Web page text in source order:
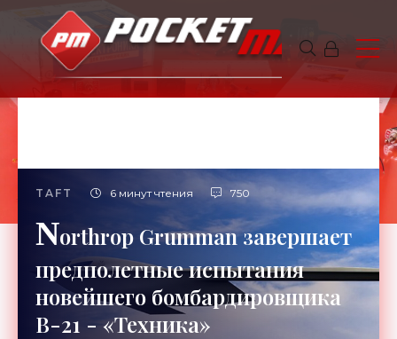
TAFT 6 минут чтения 750
Northrop Grumman завершает
предполетные испытания
новейшего бомбардировщика
В-21 - «Техника»